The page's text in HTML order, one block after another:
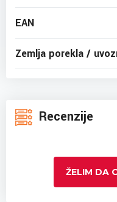
EAN
Zemlja porekla /
Recenzije
ŽELIM DA